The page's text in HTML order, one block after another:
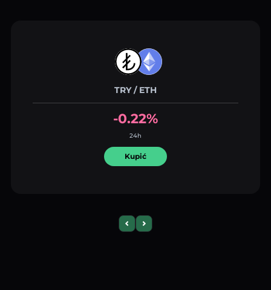
TRY / ETH
-0.22%
24h
Kupić
Previous slide
Next slide